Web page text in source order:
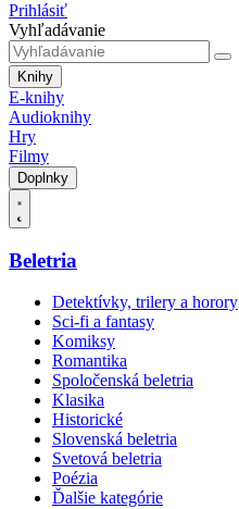
Prihlásiť
Vyhľadávanie
Knihy
E-knihy
Audioknihy
Hry
Filmy
Doplnky
Beletria
Detektívky, trilery a horory
Sci-fi a fantasy
Komiksy
Romantika
Spoločenská beletria
Klasika
Historické
Slovenská beletria
Svetová beletria
Poézia
Ďalšie kategórie